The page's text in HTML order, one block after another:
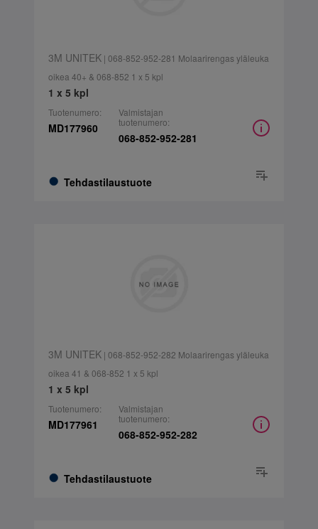
3M UNITEK| 068-852-952-281 Molaarirengas yläleuka
oikea 40+ & 068-852 1 x 5 kpl
1 x 5 kpl
Tuotenumero:
MD177960
Tehdastilaustuote
Valmistajan
tuotenumero:
068-852-952-281
3M UNITEK| 068-852-952-282 Molaarirengas yläleuka
oikea 41 & 068-852 1 x 5 kpl
1 x 5 kpl
Tuotenumero:
MD177961
Tehdastilaustuote
Valmistajan
tuotenumero:
068-852-952-282